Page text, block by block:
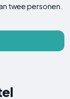
twee personen.